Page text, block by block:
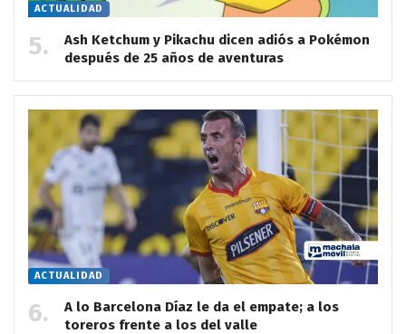
ACTUALIDAD
Ash Ketchum y Pikachu dicen adiós a Pokémon
después de 25 años de aventuras
ACTUALIDAD
A lo Barcelona Díaz le da el empate; a los
toreros frente a los del valle